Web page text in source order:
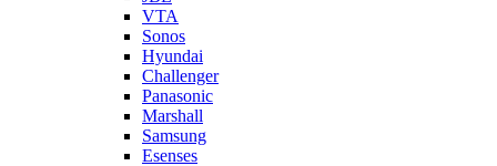
VTA
Sonos
Hyundai
Challenger
Panasonic
Marshall
Samsung
Esenses